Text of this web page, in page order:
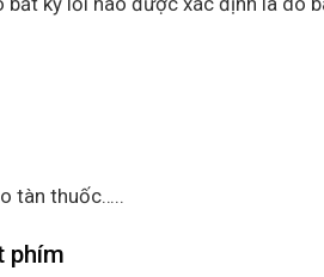
tàn thuốc…..
phím